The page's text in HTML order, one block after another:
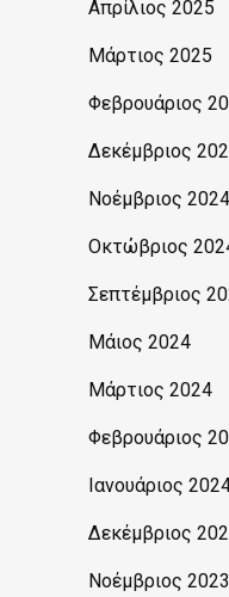
Απρίλιος 2025
Μάρτιος 2025
Φεβρουάριος
Δεκέμβριος
Νοέμβριος 2024
Οκτώβριος
Σεπτέμβριος
Μάιος 2024
Μάρτιος 2024
Φεβρουάριος
Ιανουάριος
Δεκέμβριος
Νοέμβριος 2023